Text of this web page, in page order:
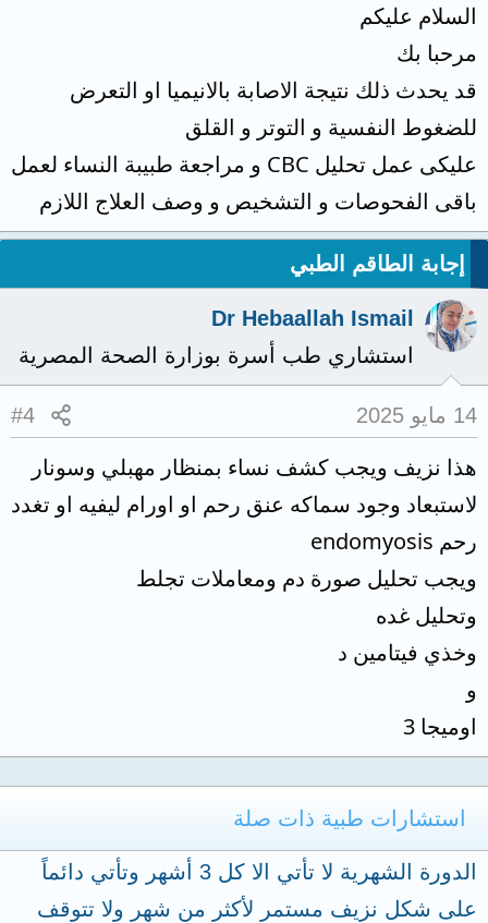
السلام عليكم
مرحبا بك
قد يحدث ذلك نتيجة الاصابة بالانيميا او التعرض
للضغوط النفسية و التوتر و القلق
عليكى عمل تحليل CBC و مراجعة طبيبة النساء لعمل
باقى الفحوصات و التشخيص و وصف العلاج اللازم
إجابة الطاقم الطبي
Dr Hebaallah Ismail
استشاري طب أسرة بوزارة الصحة المصرية
14 مايو 2025 #4
هذا نزيف ويجب كشف نساء بمنظار مهبلي وسونار
لاستبعاد وجود سماكه عنق رحم او اورام ليفيه او تغدد
رحم endomyosis
ويجب تحليل صورة دم ومعاملات تجلط
وتحليل غده
وخذي فيتامين د
و
اوميجا 3
استشارات طبية ذات صلة
الدورة الشهرية لا تأتي الا كل 3 أشهر وتأتي دائماً
على شكل نزيف مستمر لأكثر من شهر ولا تتوقف